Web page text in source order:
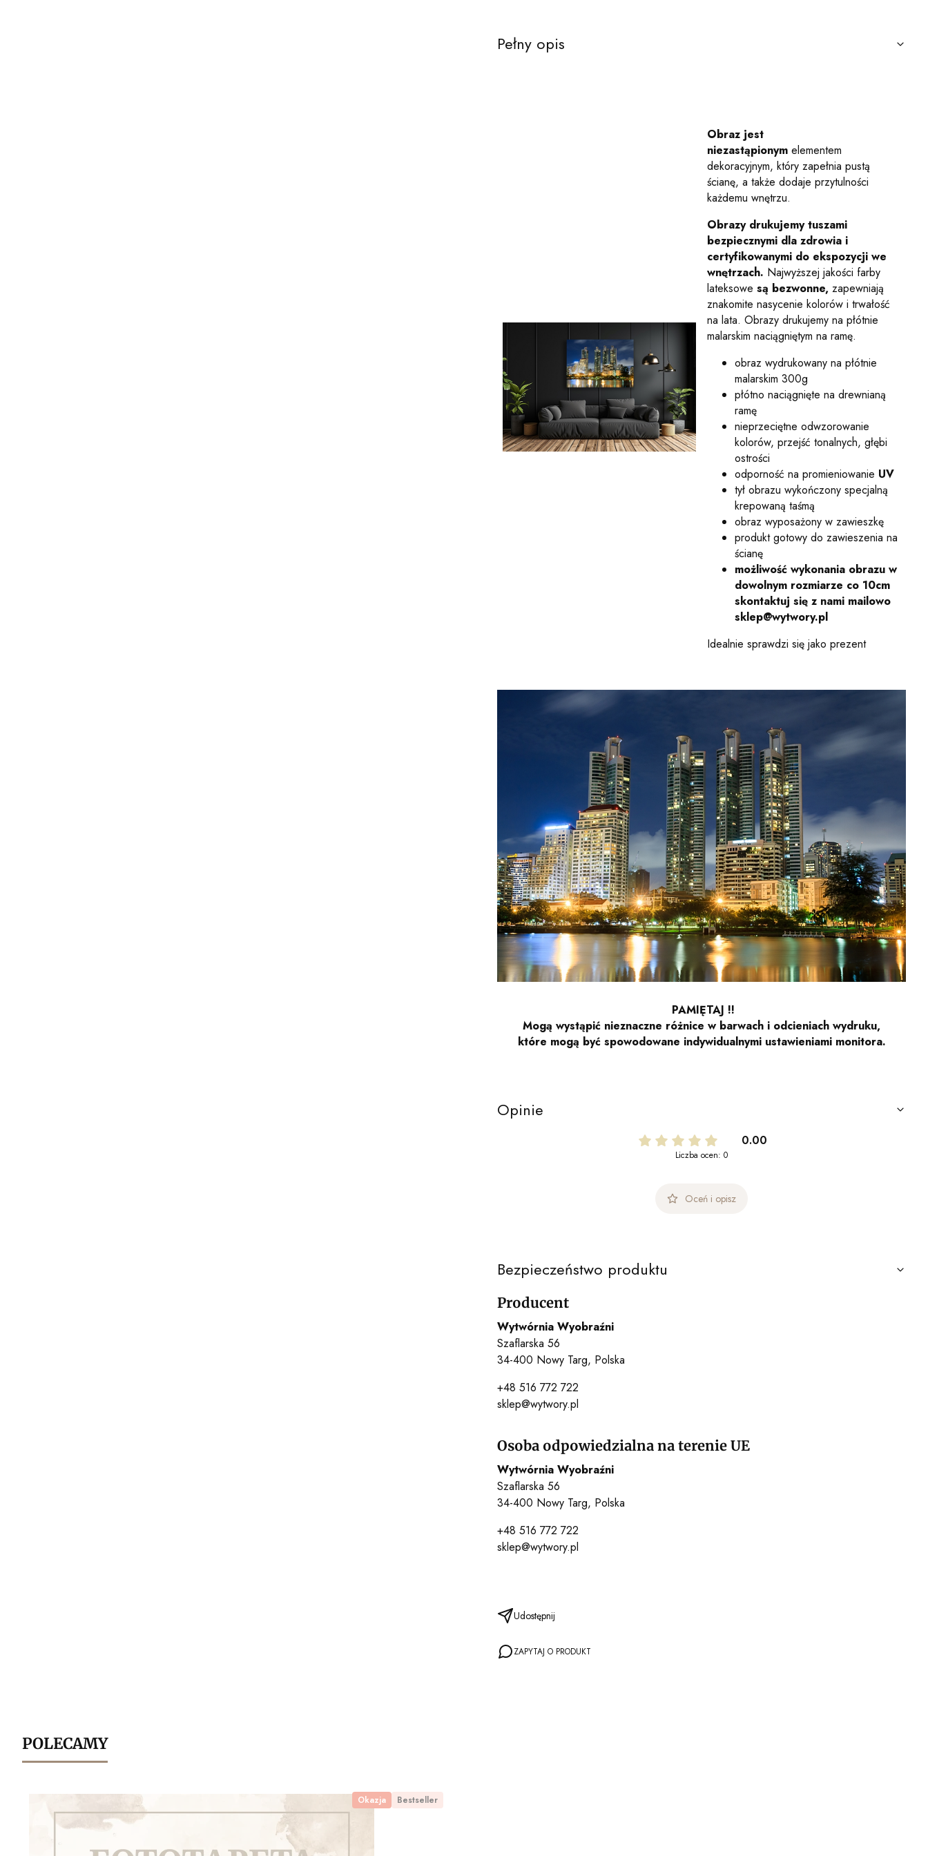
Pełny opis
Obraz jest
niezastąpionym elementem
dekoracyjnym, który zapełnia pustą
ścianę, a także dodaje przytulności
każdemu wnętrzu.
Obrazy drukujemy tuszami
bezpiecznymi dla zdrowia i
certyfikowanymi do ekspozycji we
wnętrzach. Najwyższej jakości farby
lateksowe są bezwonne, zapewniają
znakomite nasycenie kolorów i trwałość
na lata. Obrazy drukujemy na płótnie
malarskim naciągniętym na ramę.
obraz wydrukowany na płótnie
malarskim 300g
płótno naciągnięte na drewnianą
ramę
nieprzeciętne odwzorowanie
kolorów, przejść tonalnych, głębi
ostrości
odporność na promieniowanie UV
tył obrazu wykończony specjalną
krepowaną taśmą
obraz wyposażony w zawieszkę
produkt gotowy do zawieszenia na
ścianę
możliwość wykonania obrazu w
dowolnym rozmiarze co 10cm
skontaktuj się z nami mailowo
sklep@wytwory.pl
Idealnie sprawdzi się jako prezent
PAMIĘTAJ !!
Mogą wystąpić nieznaczne różnice w barwach i odcieniach wydruku,
które mogą być spowodowane indywidualnymi ustawieniami monitora.
Opinie
0.00
Liczba ocen: 0
Oceń i opisz
Bezpieczeństwo produktu
Producent
Wytwórnia Wyobraźni
Szaflarska 56
34-400 Nowy Targ, Polska
+48 516 772 722
sklep@wytwory.pl
Osoba odpowiedzialna na terenie UE
Wytwórnia Wyobraźni
Szaflarska 56
34-400 Nowy Targ, Polska
+48 516 772 722
sklep@wytwory.pl
Udostępnij
ZAPYTAJ O PRODUKT
POLECAMY
Okazja Bestseller